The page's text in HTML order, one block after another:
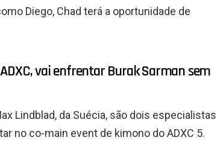
Diego, Chad terá a oportunidade de
vai enfrentar Burak Sarman sem
Lindblad, da Suécia, são dois especialistas
no co-main event de kimono do ADXC 5.